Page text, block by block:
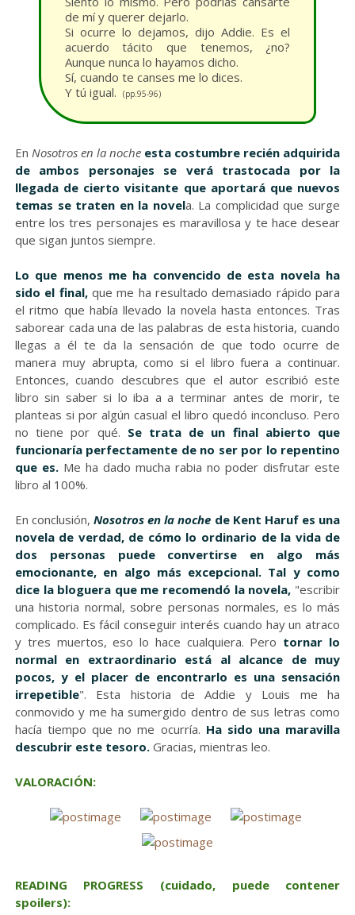
de mí y querer dejarlo.
Si ocurre lo dejamos, dijo Addie. Es el
acuerdo tácito que tenemos, ¿no?
Aunque nunca lo hayamos dicho.
Sí, cuando te canses me lo dices.
Y tú igual.
(pp.95-96)
En Nosotros en la noche esta costumbre recién adquirida
de ambos personajes se verá trastocada por la
llegada de cierto visitante que aportará que nuevos
temas se traten en la novela. La complicidad que surge
entre los tres personajes es maravillosa y te hace desear
que sigan juntos siempre.
Lo que menos me ha convencido de esta novela ha
sido el final,que me ha resultado demasiado rápido para
el ritmo que había llevado la novela hasta entonces. Tras
saborear cada una de las palabras de esta historia, cuando
llegas a él te da la sensación de que todo ocurre de
manera muy abrupta, como si el libro fuera a continuar.
Entonces, cuando descubres que el autor escribió este
libro sin saber si lo iba a a terminar antes de morir, te
planteas si por algún casual el libro quedó inconcluso. Pero
no tiene por qué. Se trata de un final abierto que
funcionaría perfectamente de no ser por lo repentino
que es. Me ha dado mucha rabia no poder disfrutar este
libro al 100%.
En conclusión,Nosotros en la noche de Kent Haruf es una
novela de verdad, de cómo lo ordinario de la vida de
dos personas puede convertirse en algo más
emocionante, en algo más excepcional. Tal y como
dice la bloguera que me recomendó la novela, "escribir
una historia normal, sobre personas normales, es lo más
complicado. Es fácil conseguir interés cuando hay un atraco
y tres muertos, eso lo hace cualquiera. Pero tornar lo
normal en extraordinario está al alcance de muy
pocos, y el placer de encontrarlo es una sensación
irrepetible". Esta historia de Addie y Louis me ha
conmovido y me ha sumergido dentro de sus letras como
hacía tiempo que no me ocurría. Ha sido una maravilla
descubrir este tesoro. Gracias, mientras leo.
VALORACIÓN:
READING PROGRESS (cuidado, puede contener
spoilers):